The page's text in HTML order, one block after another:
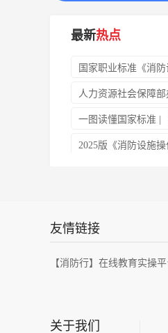
最新热点
国家职业标准《消
人力资源社会保障
一图读懂国家标准 |
2025版《消防设施
友情链接
【消防行】在线教育实操平
关于我们